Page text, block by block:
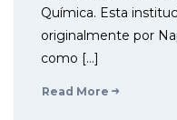
Química. Esta
originalmente por
como […]
Read More